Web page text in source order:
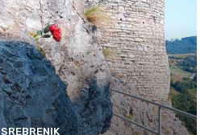
SREBRENIK